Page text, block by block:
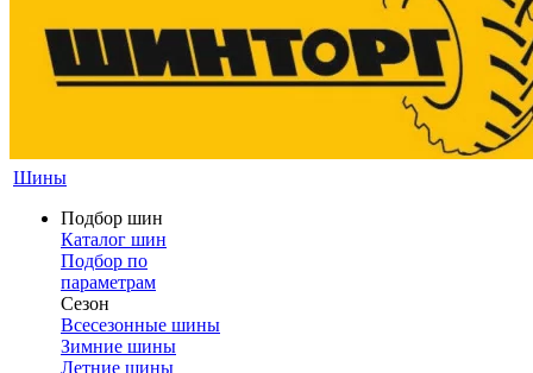
Шины
Подбор шин
Каталог шин
Подбор по
параметрам
Сезон
Всесезонные шины
Зимние шины
Летние шины